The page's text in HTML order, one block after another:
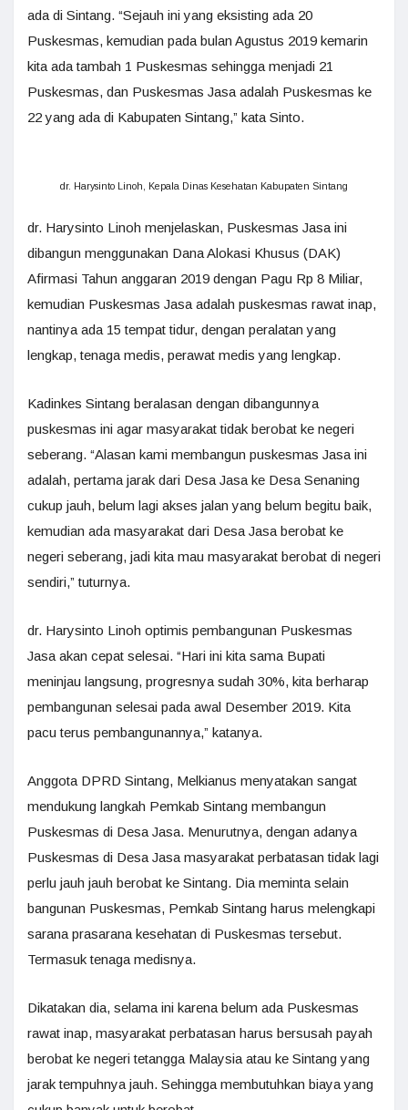
ada di Sintang. “Sejauh ini yang eksisting ada 20
Puskesmas, kemudian pada bulan Agustus 2019 kemarin
kita ada tambah 1 Puskesmas sehingga menjadi 21
Puskesmas, dan Puskesmas Jasa adalah Puskesmas ke
22 yang ada di Kabupaten Sintang,” kata Sinto.
dr. Harysinto Linoh, Kepala Dinas Kesehatan Kabupaten Sintang
dr. Harysinto Linoh menjelaskan, Puskesmas Jasa ini
dibangun menggunakan Dana Alokasi Khusus (DAK)
Afirmasi Tahun anggaran 2019 dengan Pagu Rp 8 Miliar,
kemudian Puskesmas Jasa adalah puskesmas rawat inap,
nantinya ada 15 tempat tidur, dengan peralatan yang
lengkap, tenaga medis, perawat medis yang lengkap.
Kadinkes Sintang beralasan dengan dibangunnya
puskesmas ini agar masyarakat tidak berobat ke negeri
seberang. “Alasan kami membangun puskesmas Jasa ini
adalah, pertama jarak dari Desa Jasa ke Desa Senaning
cukup jauh, belum lagi akses jalan yang belum begitu baik,
kemudian ada masyarakat dari Desa Jasa berobat ke
negeri seberang, jadi kita mau masyarakat berobat di negeri
sendiri,” tuturnya.
dr. Harysinto Linoh optimis pembangunan Puskesmas
Jasa akan cepat selesai. “Hari ini kita sama Bupati
meninjau langsung, progresnya sudah 30%, kita berharap
pembangunan selesai pada awal Desember 2019. Kita
pacu terus pembangunannya,” katanya.
Anggota DPRD Sintang, Melkianus menyatakan sangat
mendukung langkah Pemkab Sintang membangun
Puskesmas di Desa Jasa. Menurutnya, dengan adanya
Puskesmas di Desa Jasa masyarakat perbatasan tidak lagi
perlu jauh jauh berobat ke Sintang. Dia meminta selain
bangunan Puskesmas, Pemkab Sintang harus melengkapi
sarana prasarana kesehatan di Puskesmas tersebut.
Termasuk tenaga medisnya.
Dikatakan dia, selama ini karena belum ada Puskesmas
rawat inap, masyarakat perbatasan harus bersusah payah
berobat ke negeri tetangga Malaysia atau ke Sintang yang
jarak tempuhnya jauh. Sehingga membutuhkan biaya yang